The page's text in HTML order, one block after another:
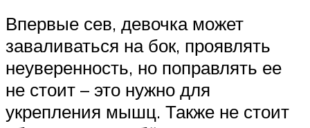
Впервые сев, девочка может
заваливаться на бок, проявлять
неуверенность, но поправлять ее
не стоит – это нужно для
укрепления мышц. Также не стоит